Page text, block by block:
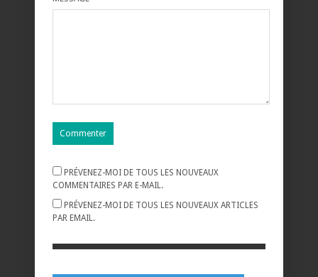
PRÉVENEZ-MOI DE TOUS LES NOUVEAUX
COMMENTAIRES PAR E-MAIL.
PRÉVENEZ-MOI DE TOUS LES NOUVEAUX ARTICLES
PAR EMAIL.